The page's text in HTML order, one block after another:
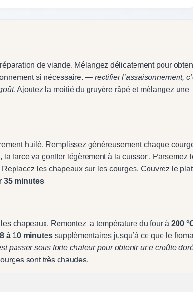
de viande. Mélangez délicatement pour
si nécessaire. — rectifier l’assaisonnement,
. Ajoutez la moitié du gruyère râpé et mélangez une
huilé. Remplissez généreusement chaque
la farce va gonfler légèrement à la cuisson. Parsemez
les chapeaux sur les courges. Couvrez le plat
35 minutes.
chapeaux. Remontez la température du four à 200
8 à 10 minutes supplémentaires jusqu’à ce que le
passer sous forte chaleur pour obtenir une croûte
sont très chaudes.